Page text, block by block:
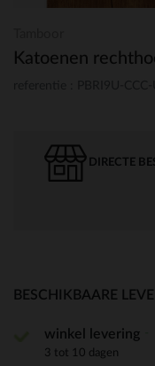
Katoenen
DIRECTE
BESCHIKBAARE
winkel levering
3 tot 10 dagen